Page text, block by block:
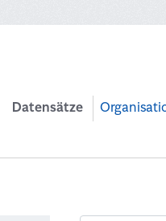
Datensätze